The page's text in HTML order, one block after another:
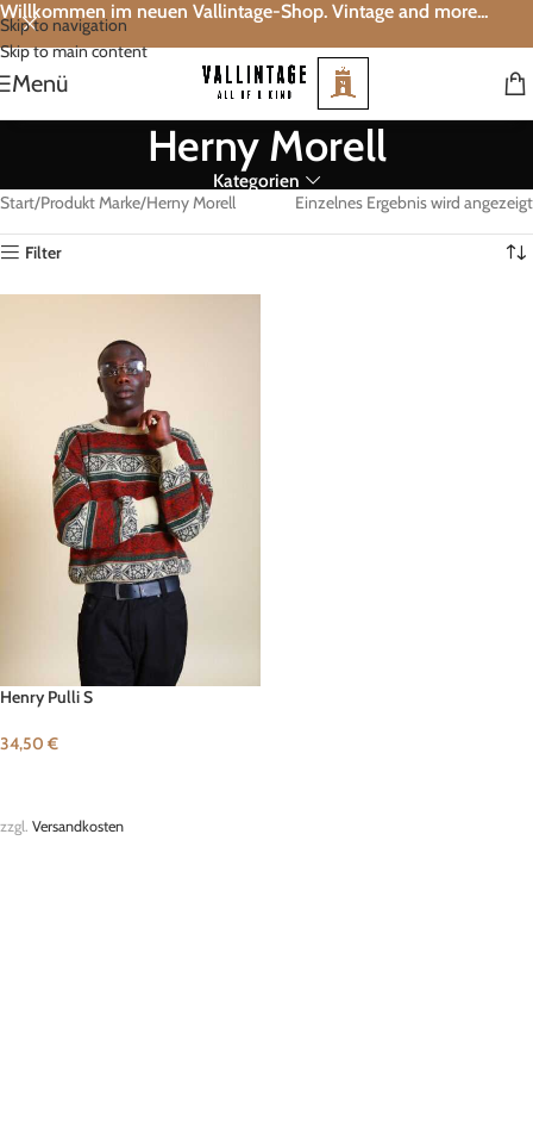
Skip to navigation
Skip to main content
Willkommen im neuen Vallintage-Shop. Vintage and more...
Menü
Herny Morell
Kategorien
Start Produkt Marke Herny Morell Einzelnes Ergebnis wird angezeigt
Filter
Henry Pulli S
34,50 €
zzgl. Versandkosten